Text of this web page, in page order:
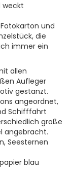
weckt
und
die
immer ein
allen
Aufleger
gestanzt.
angeordnet,
Schifffahrt
große
angebracht.
Seesternen
blau